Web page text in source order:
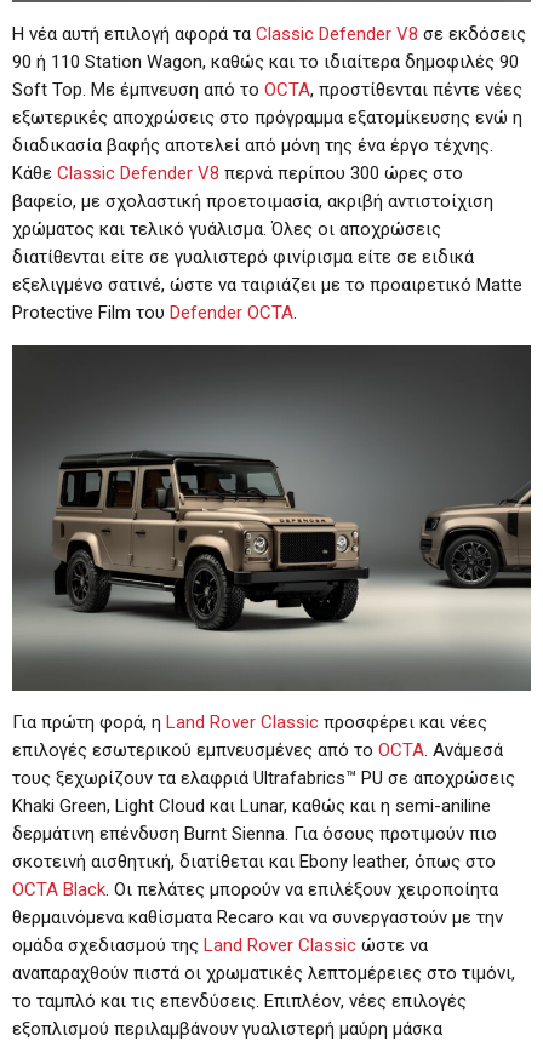
Η νέα αυτή επιλογή αφορά τα Classic Defender V8 σε εκδόσεις
90 ή 110 Station Wagon, καθώς και το ιδιαίτερα δημοφιλές 90
Soft Top. Με έμπνευση από το OCTA, προστίθενται πέντε νέες
εξωτερικές αποχρώσεις στο πρόγραμμα εξατομίκευσης ενώ η
διαδικασία βαφής αποτελεί από μόνη της ένα έργο τέχνης.
Κάθε Classic Defender V8 περνά περίπου 300 ώρες στο
βαφείο, με σχολαστική προετοιμασία, ακριβή αντιστοίχιση
χρώματος και τελικό γυάλισμα. Όλες οι αποχρώσεις
διατίθενται είτε σε γυαλιστερό φινίρισμα είτε σε ειδικά
εξελιγμένο σατινέ, ώστε να ταιριάζει με το προαιρετικό Matte
Protective Film του Defender OCTA.
Για πρώτη φορά, η Land Rover Classic προσφέρει και νέες
επιλογές εσωτερικού εμπνευσμένες από το OCTA. Ανάμεσά
τους ξεχωρίζουν τα ελαφριά Ultrafabrics™ PU σε αποχρώσεις
Khaki Green, Light Cloud και Lunar, καθώς και η semi-aniline
δερμάτινη επένδυση Burnt Sienna. Για όσους προτιμούν πιο
σκοτεινή αισθητική, διατίθεται και Ebony leather, όπως στο
OCTA Black. Οι πελάτες μπορούν να επιλέξουν χειροποίητα
θερμαινόμενα καθίσματα Recaro και να συνεργαστούν με την
ομάδα σχεδιασμού της Land Rover Classic ώστε να
αναπαραχθούν πιστά οι χρωματικές λεπτομέρειες στο τιμόνι,
το ταμπλό και τις επενδύσεις. Επιπλέον, νέες επιλογές
εξοπλισμού περιλαμβάνουν γυαλιστερή μαύρη μάσκα